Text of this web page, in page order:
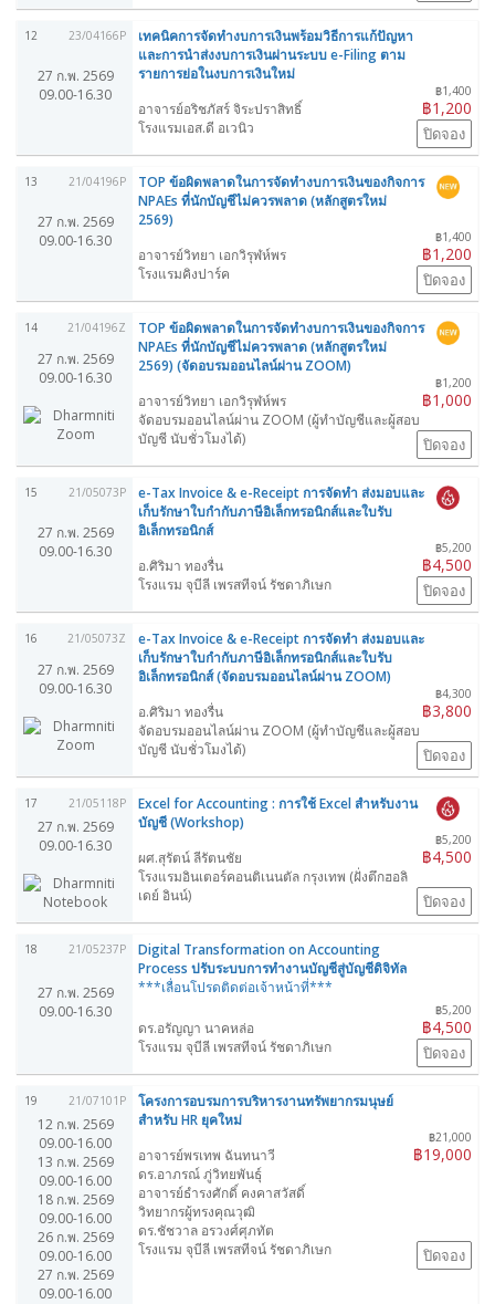
12 23/04166P
27 ก.พ. 2569
09.00-16.30
เทคนิคการจัดทำงบการเงินพร้อมวิธีการแก้ปัญหา
และการนำส่งงบการเงินผ่านระบบ e-Filing ตาม
รายการย่อในงบการเงินใหม่
฿1,400
฿1,200
อาจารย์อริชภัสร์ จิระปราสิทธิ์
โรงแรมเอส.ดี อเวนิว
ปิดจอง
13 21/04196P
27 ก.พ. 2569
09.00-16.30
TOP ข้อผิดพลาดในการจัดทำงบการเงินของกิจการ
NPAEs ที่นักบัญชีไม่ควรพลาด (หลักสูตรใหม่
2569)
฿1,400
฿1,200
อาจารย์วิทยา เอกวิรุฬห์พร
โรงแรมคิงปาร์ค
ปิดจอง
14 21/04196Z
27 ก.พ. 2569
09.00-16.30
TOP ข้อผิดพลาดในการจัดทำงบการเงินของกิจการ
NPAEs ที่นักบัญชีไม่ควรพลาด (หลักสูตรใหม่
2569) (จัดอบรมออนไลน์ผ่าน ZOOM)
฿1,200
฿1,000
อาจารย์วิทยา เอกวิรุฬห์พร
จัดอบรมออนไลน์ผ่าน ZOOM (ผู้ทำบัญชีและผู้สอบ
บัญชี นับชั่วโมงได้)
ปิดจอง
15 21/05073P
27 ก.พ. 2569
09.00-16.30
e-Tax Invoice & e-Receipt การจัดทำ ส่งมอบและ
เก็บรักษาใบกำกับภาษีอิเล็กทรอนิกส์และใบรับ
อิเล็กทรอนิกส์
฿5,200
฿4,500
อ.ศิริมา ทองรื่น
โรงแรม จุบีลี เพรสทีจน์ รัชดาภิเษก
ปิดจอง
16 21/05073Z
27 ก.พ. 2569
09.00-16.30
e-Tax Invoice & e-Receipt การจัดทำ ส่งมอบและ
เก็บรักษาใบกำกับภาษีอิเล็กทรอนิกส์และใบรับ
อิเล็กทรอนิกส์ (จัดอบรมออนไลน์ผ่าน ZOOM)
฿4,300
฿3,800
อ.ศิริมา ทองรื่น
จัดอบรมออนไลน์ผ่าน ZOOM (ผู้ทำบัญชีและผู้สอบ
บัญชี นับชั่วโมงได้)
ปิดจอง
17 21/05118P
27 ก.พ. 2569
09.00-16.30
Excel for Accounting : การใช้ Excel สำหรับงาน
บัญชี (Workshop)
฿5,200
฿4,500
ผศ.สุรัตน์ ลีรัตนชัย
โรงแรมอินเตอร์คอนติเนนตัล กรุงเทพ (ฝั่งตึกฮอลิ
เดย์ อินน์)
ปิดจอง
18 21/05237P
27 ก.พ. 2569
09.00-16.30
Digital Transformation on Accounting
Process ปรับระบบการทำงานบัญชีสู่บัญชีดิจิทัล
***เลื่อนโปรดติดต่อเจ้าหน้าที่***
฿5,200
฿4,500
ดร.อรัญญา นาคหล่อ
โรงแรม จุบีลี เพรสทีจน์ รัชดาภิเษก
ปิดจอง
19 21/07101P
12 ก.พ. 2569
09.00-16.00
13 ก.พ. 2569
09.00-16.00
18 ก.พ. 2569
09.00-16.00
26 ก.พ. 2569
09.00-16.00
27 ก.พ. 2569
09.00-16.00
โครงการอบรมการบริหารงานทรัพยากรมนุษย์
สำหรับ HR ยุคใหม่
฿21,000
฿19,000
อาจารย์พรเทพ ฉันทนาวี
ดร.อาภรณ์ ภู่วิทยพันธุ์
อาจารย์ธำรงศักดิ์ คงคาสวัสดิ์
วิทยากรผู้ทรงคุณวุฒิ
ดร.ชัชวาล อรวงศ์ศุภทัต
โรงแรม จุบีลี เพรสทีจน์ รัชดาภิเษก
ปิดจอง